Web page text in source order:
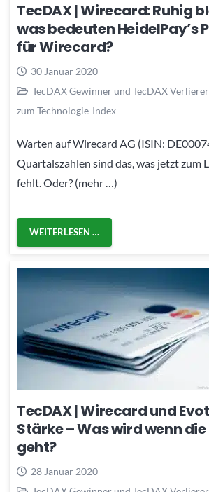
TecDAX | Wirecard: Ruhig
was bedeuten HeidelPay’s
für Wirecard?
30 Januar 2020
TecDAX Gewinner und TecDAX
zum Technologie-Index
Warten auf Wirecard AG (ISIN:
Quartalszahlen sind das, was jetzt zum
fehlt. Oder? (mehr …)
WEITERLESEN …
TecDAX | Wirecard und
Stärke – Was wird wenn
geht?
28 Januar 2020